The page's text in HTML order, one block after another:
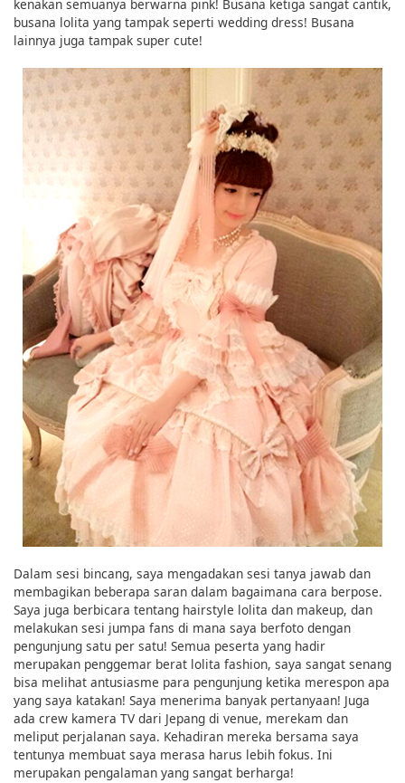
kenakan semuanya berwarna pink! Busana ketiga sangat cantik,
busana lolita yang tampak seperti wedding dress! Busana
lainnya juga tampak super cute!
Dalam sesi bincang, saya mengadakan sesi tanya jawab dan
membagikan beberapa saran dalam bagaimana cara berpose.
Saya juga berbicara tentang hairstyle lolita dan makeup, dan
melakukan sesi jumpa fans di mana saya berfoto dengan
pengunjung satu per satu! Semua peserta yang hadir
merupakan penggemar berat lolita fashion, saya sangat senang
bisa melihat antusiasme para pengunjung ketika merespon apa
yang saya katakan! Saya menerima banyak pertanyaan! Juga
ada crew kamera TV dari Jepang di venue, merekam dan
meliput perjalanan saya. Kehadiran mereka bersama saya
tentunya membuat saya merasa harus lebih fokus. Ini
merupakan pengalaman yang sangat berharga!